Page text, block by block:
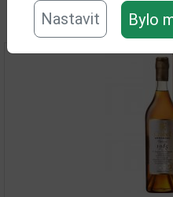
Nastavit Bylo
Související zboží